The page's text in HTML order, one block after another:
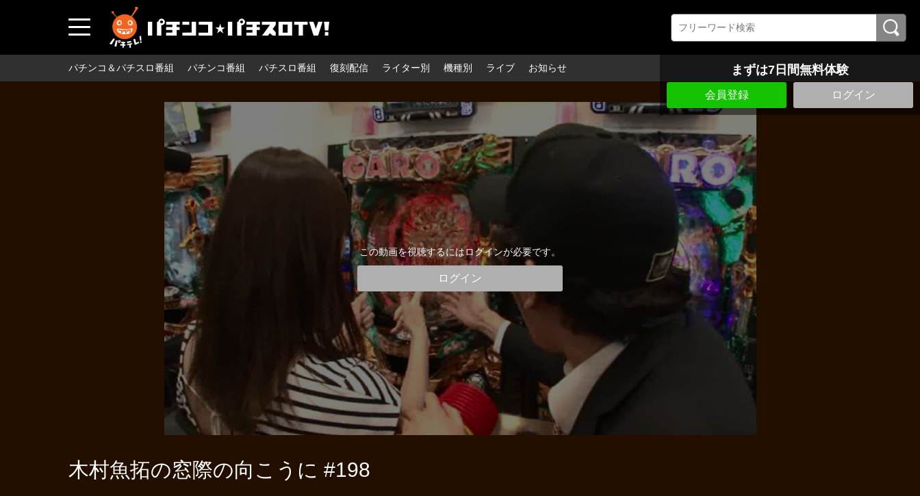
パチンコ＆パチスロ番組 パチンコ番組 パチスロ番組 復刻配信 ライター別 機種別 ライブ お知らせ まずは7日間無料体験
会員登録 ログイン
この動画を視聴するにはログインが必要です。
ログイン
木村魚拓の窓際の向こうに #198